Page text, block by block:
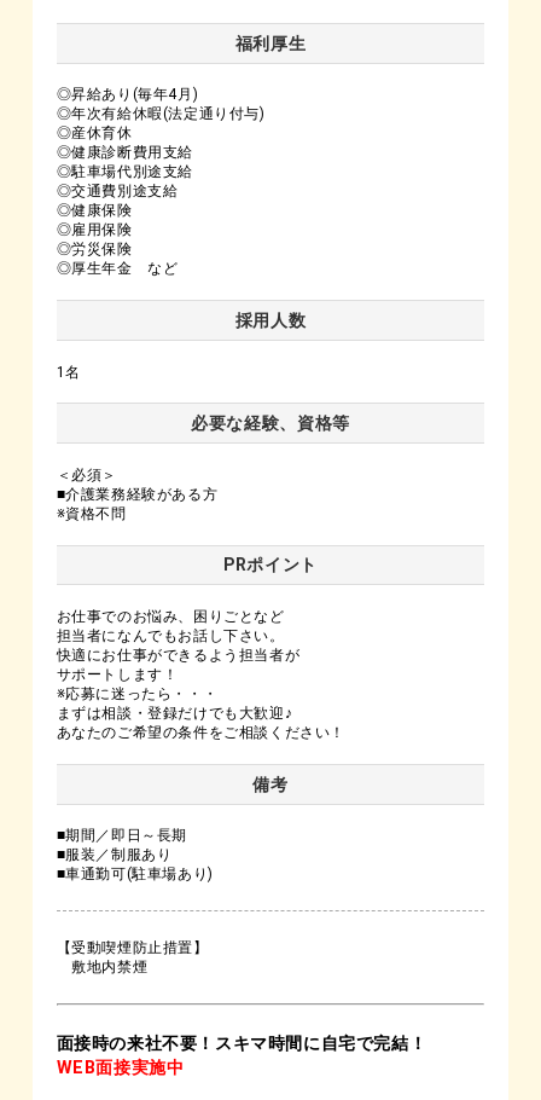
福利厚生
◎昇給あり(毎年4月)
◎年次有給休暇(法定通り付与)
◎産休育休
◎健康診断費用支給
◎駐車場代別途支給
◎交通費別途支給
◎健康保険
◎雇用保険
◎労災保険
◎厚生年金 など
採用人数
1名
必要な経験、資格等
＜必須＞
■介護業務経験がある方
※資格不問
PRポイント
お仕事でのお悩み、困りごとなど
担当者になんでもお話し下さい。
快適にお仕事ができるよう担当者が
サポートします！
※応募に迷ったら・・・
まずは相談・登録だけでも大歓迎♪
あなたのご希望の条件をご相談ください！
備考
■期間／即日～長期
■服装／制服あり
■車通勤可(駐車場あり)
【受動喫煙防止措置】
敷地内禁煙
面接時の来社不要！スキマ時間に自宅で完結！
WEB面接実施中